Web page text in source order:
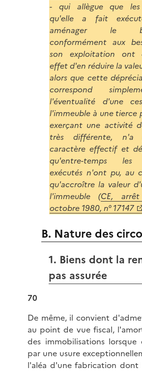
- qui allègue que les
qu'elle a fait
aménager le
conformément aux
son exploitation ont
effet d'en réduire la
alors que cette
correspond
l'éventualité d'une
l'immeuble à une tierce
exerçant une activité
très différente, n'a
caractère effectif et
qu'entre-temps les
exécutés n'ont pu, au
qu'accroître la valeur
l'immeuble (CE,
octobre 1980, n° 17147
B. Nature des
1. Biens dont la
pas assurée
70
De même, il convient
au point de vue fiscal,
des immobilisations
par une usure
l'aléa d'une fabrication